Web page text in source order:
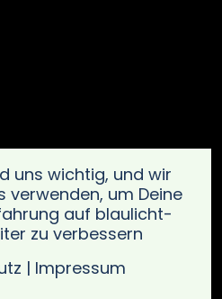
uns wichtig, und wir
verwenden, um Deine
auf blaulicht-
zu verbessern
| Impressum